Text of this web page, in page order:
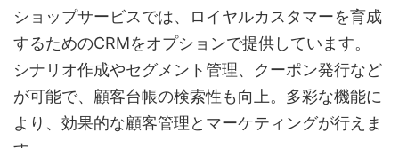
ショップサービスでは、ロイヤルカスタマーを育成
するためのCRMをオプションで提供しています。
シナリオ作成やセグメント管理、クーポン発行など
が可能で、顧客台帳の検索性も向上。多彩な機能に
より、効果的な顧客管理とマーケティングが行えま